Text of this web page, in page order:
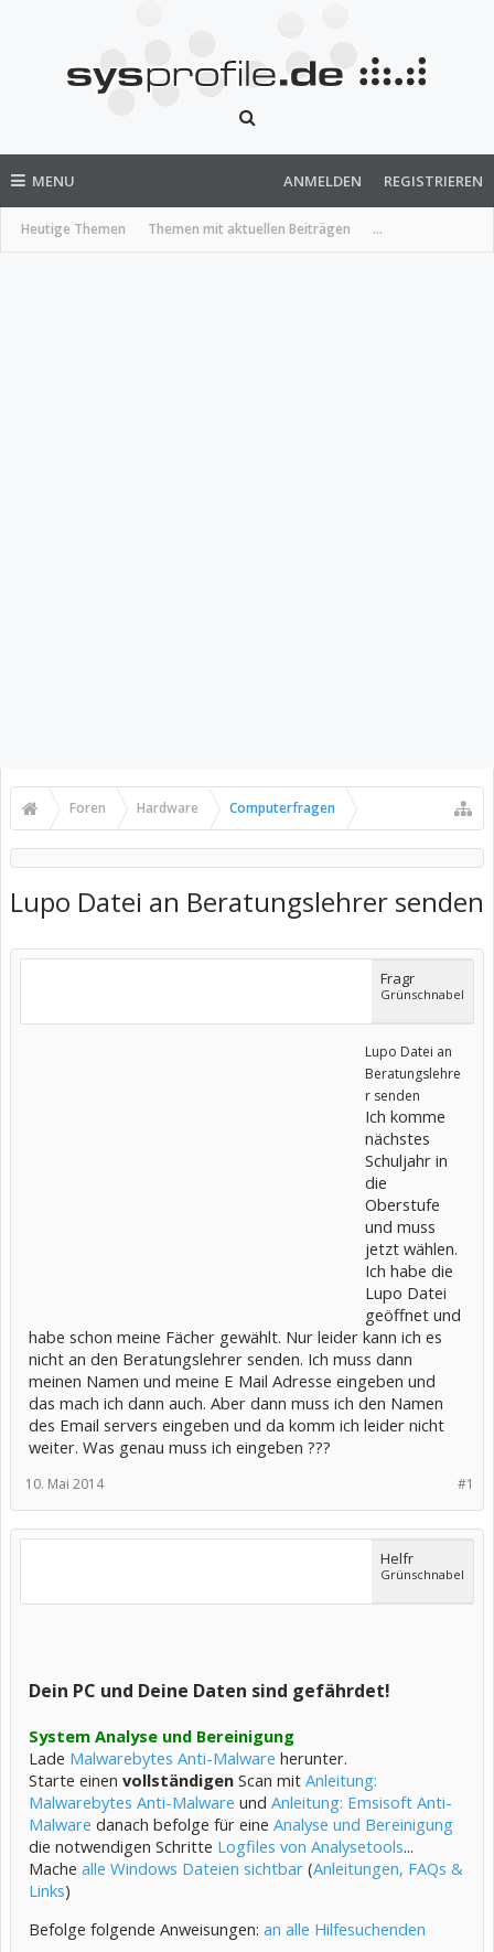
MENU
Heutige Themen Themen mit aktuellen Beiträgen ...
ANMELDEN REGISTRIEREN
Foren Hardware Computerfragen
Lupo Datei an Beratungslehrer senden
Fragr
Grünschnabel
Lupo Datei an
Beratungslehre
r senden
Ich komme
nächstes
Schuljahr in
die
Oberstufe
und muss
jetzt wählen.
Ich habe die
Lupo Datei
geöffnet und
habe schon meine Fächer gewählt. Nur leider kann ich es
nicht an den Beratungslehrer senden. Ich muss dann
meinen Namen und meine E Mail Adresse eingeben und
das mach ich dann auch. Aber dann muss ich den Namen
des Email servers eingeben und da komm ich leider nicht
weiter. Was genau muss ich eingeben ???
#1
10. Mai 2014
Helfr
Grünschnabel
Dein PC und Deine Daten sind gefährdet!
System Analyse und Bereinigung
Lade Malwarebytes Anti-Malware herunter.
Starte einen vollständigen Scan mit Anleitung:
Malwarebytes Anti-Malware und Anleitung: Emsisoft Anti-
Malware danach befolge für eine Analyse und Bereinigung
die notwendigen Schritte Logfiles von Analysetools...
Mache alle Windows Dateien sichtbar (Anleitungen, FAQs &
Links)
Befolge folgende Anweisungen: an alle Hilfesuchenden